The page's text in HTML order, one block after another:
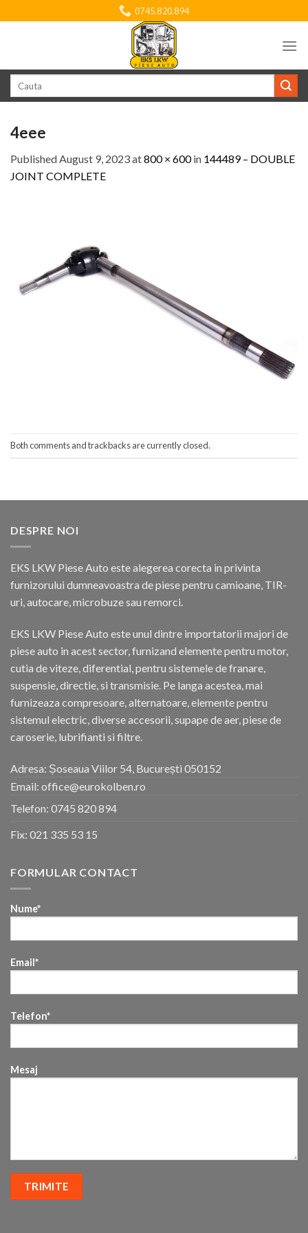
to
0745.820.894
4eee
PublishedAugust 9, 2023at800 × 600in 144489 – DOUBLE
JOINT COMPLETE
Both comments and trackbacks are currently closed.
DESPRE NOI
EKS LKW Piese Auto este alegerea corecta in privinta
furnizorului dumneavoastra de piese pentru camioane, TIR-
uri, autocare, microbuze sau remorci.
EKS LKW Piese Auto este unul dintre importatorii majori de
piese auto in acest sector, furnizand elemente pentru motor,
cutia de viteze, diferential, pentru sistemele de franare,
suspensie, directie, si transmisie. Pe langa acestea, mai
furnizeaza compresoare, alternatoare, elemente pentru
sistemul electric, diverse accesorii, supape de aer, piese de
caroserie, lubrifianti si filtre.
Adresa: Șoseaua Viilor 54, București 050152
Email: office@eurokolben.ro
Telefon: 0745 820 894
Fix: 021 335 53 15
FORMULAR CONTACT
Nume*
Email*
Telefon*
Mesaj